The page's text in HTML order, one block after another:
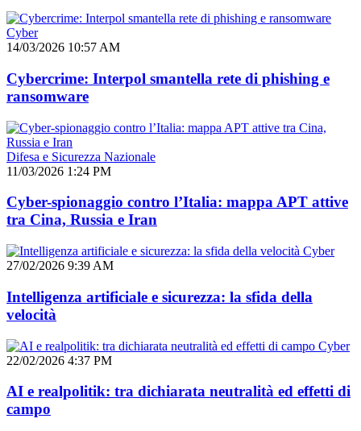
Cyber
14/03/2026 10:57 AM
Cybercrime: Interpol smantella rete di phishing e
ransomware
Difesa e Sicurezza Nazionale
11/03/2026 1:24 PM
Cyber-spionaggio contro l’Italia: mappa APT attive
tra Cina, Russia e Iran
Cyber
27/02/2026 9:39 AM
Intelligenza artificiale e sicurezza: la sfida della
velocità
Cyber
22/02/2026 4:37 PM
AI e realpolitik: tra dichiarata neutralità ed effetti di
campo